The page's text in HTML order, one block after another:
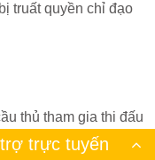
truất quyền chỉ đạo
thủ tham gia thi đấu
những quy định
trực tuyến